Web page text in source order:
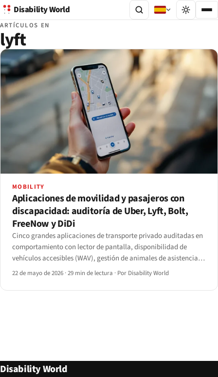
Disability World
ARTÍCULOS EN
lyft
MOBILITY
Aplicaciones de movilidad y pasajeros con
discapacidad: auditoría de Uber, Lyft, Bolt,
FreeNow y DiDi
Cinco grandes aplicaciones de transporte privado auditadas en
comportamiento con lector de pantalla, disponibilidad de
vehículos accesibles (WAV), gestión de animales de asistencia y
seguimiento regulatorio tras el acuerdo DOJ-Uber de 2021 y el
22 de mayo de 2026 ·29 min de lectura · Por Disability World
Disability World